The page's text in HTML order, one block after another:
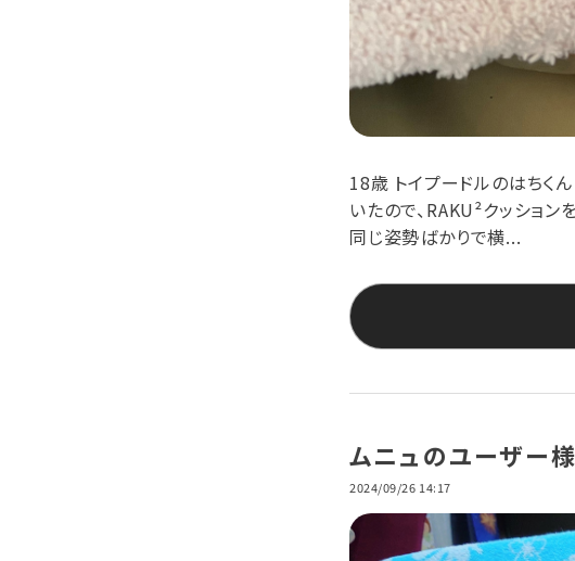
18歳 トイプードルのはちく
いたので、RAKU²クッショ
同じ姿勢ばかりで横...
ムニュのユーザー
2024/09/26 14:17